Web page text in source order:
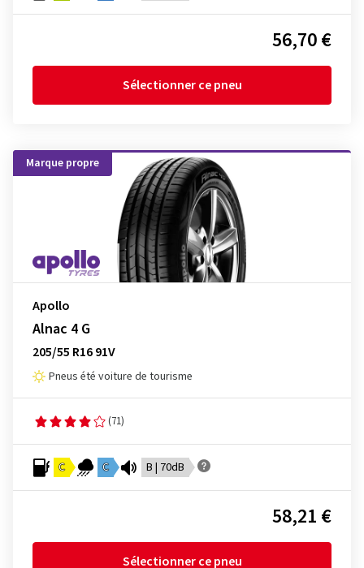
56,70 €
Sélectionner ce pneu
Marque propre
Apollo
Alnac 4 G
205/55 R16 91V
Pneus été voiture de tourisme
(71)
C C B | 70dB
58,21 €
Sélectionner ce pneu